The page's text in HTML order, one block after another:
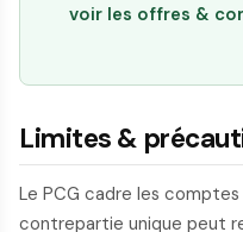
voir les offres &
Limites &
Le PCG cadre les comptes
contrepartie unique peut